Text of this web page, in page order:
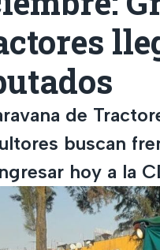
de
buscan
hoy a la